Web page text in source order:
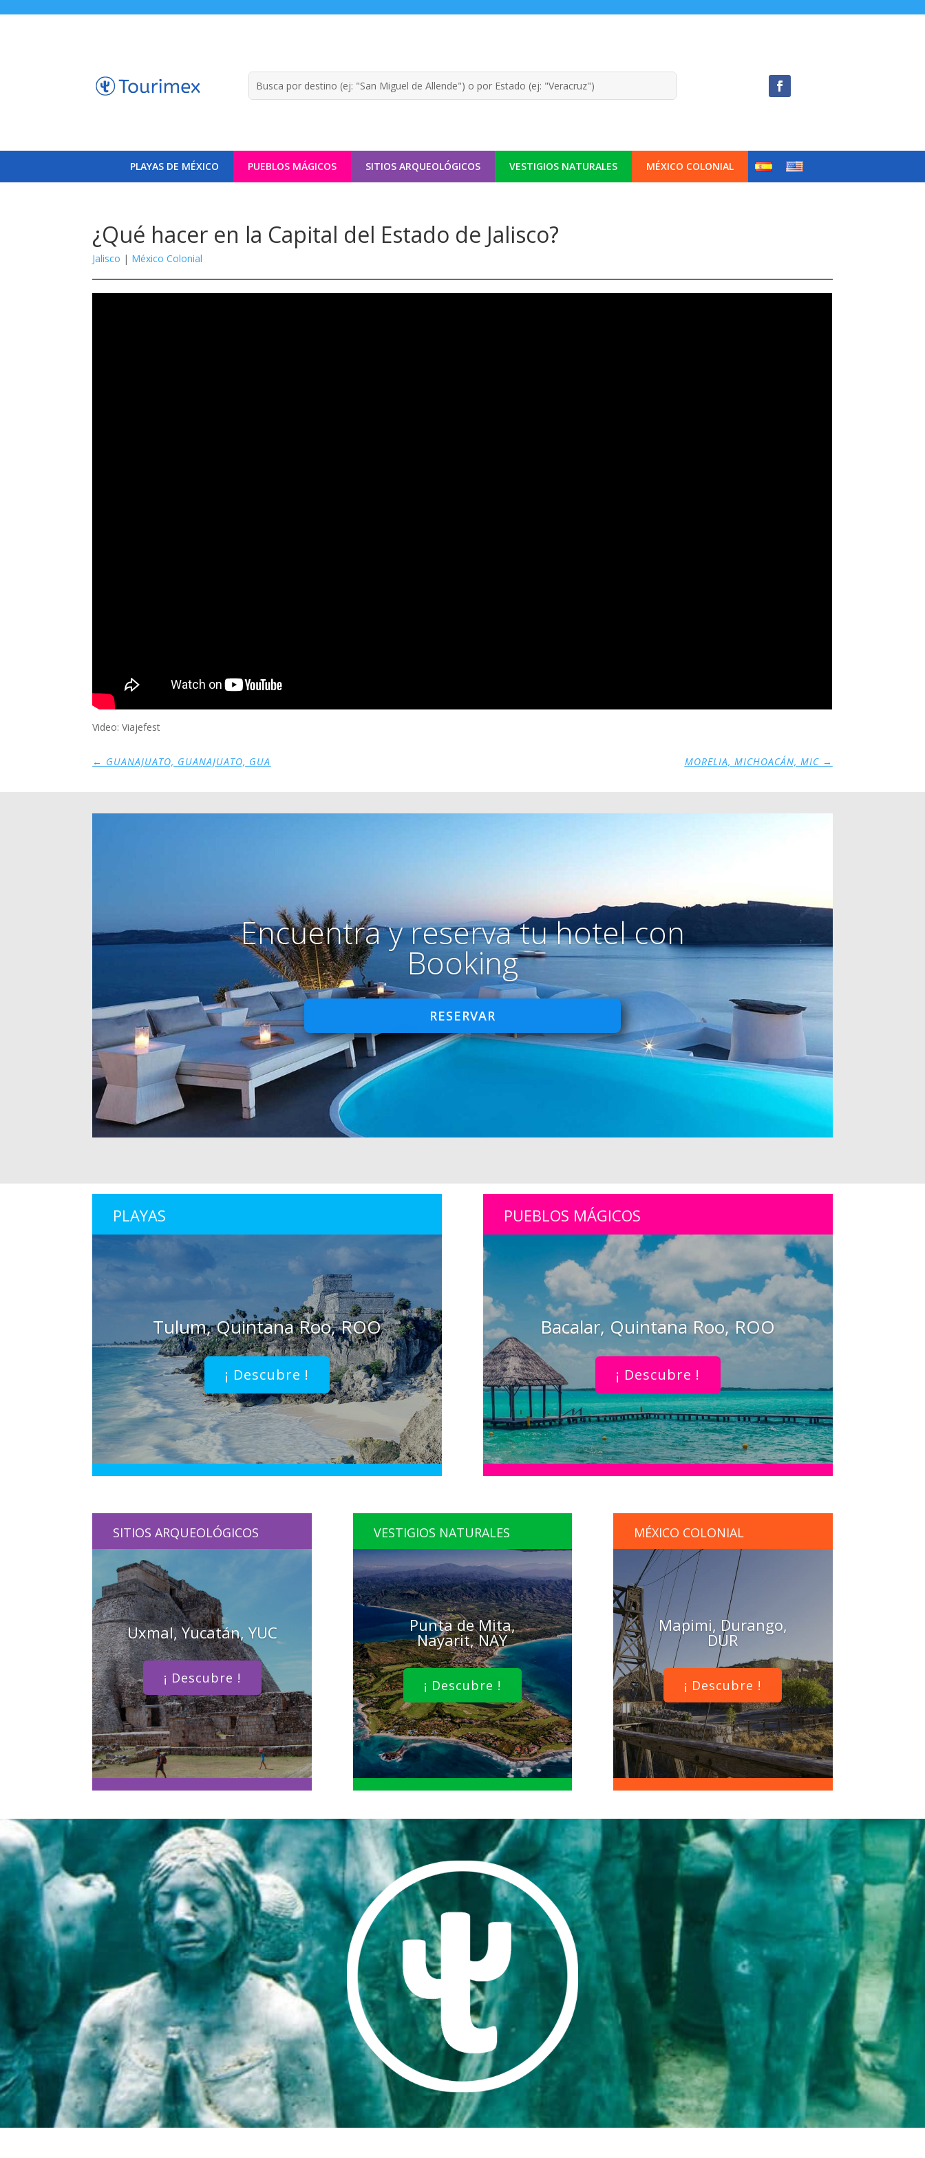
PLAYAS DE MÉXICO PUEBLOS MÁGICOS SITIOS ARQUEOLÓGICOS VESTIGIOS NATURALES MÉXICO COLONIAL
¿Qué hacer en la Capital del Estado de Jalisco?
Jalisco | México Colonial
Video: Viajefest
← GUANAJUATO, GUANAJUATO, GUA MORELIA, MICHOACÁN, MIC→
Encuentra y reserva tu hotel con
Booking
RESERVAR
PLAYAS
Tulum, Quintana Roo, ROO
¡ Descubre !
PUEBLOS MÁGICOS
Bacalar, Quintana Roo, ROO
¡ Descubre !
SITIOS ARQUEOLÓGICOS
Uxmal, Yucatán, YUC
¡ Descubre !
VESTIGIOS NATURALES
Punta de Mita,
Nayarit, NAY
¡ Descubre !
MÉXICO COLONIAL
Mapimi, Durango,
DUR
¡ Descubre !